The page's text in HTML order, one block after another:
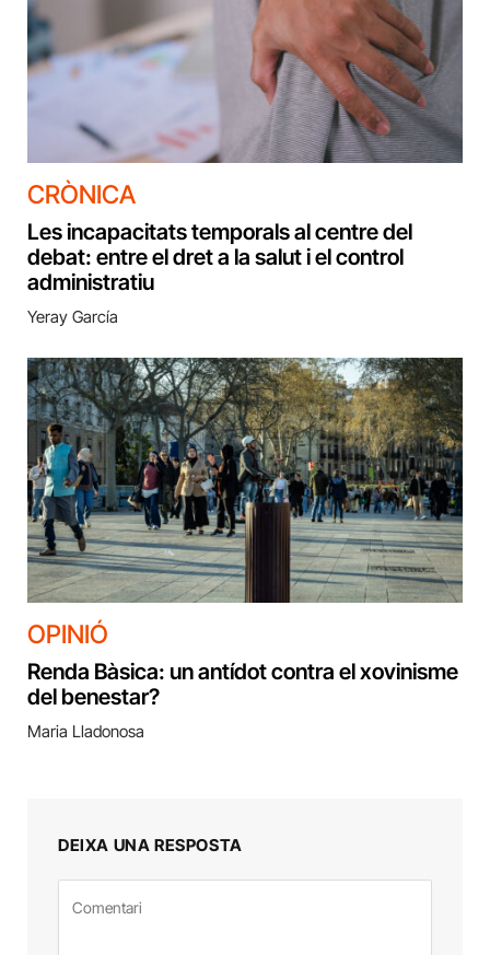
CRÒNICA
Les incapacitats temporals al centre del
debat: entre el dret a la salut i el control
administratiu
Yeray García
OPINIÓ
Renda Bàsica: un antídot contra el xovinisme
del benestar?
Maria Lladonosa
DEIXA UNA RESPOSTA